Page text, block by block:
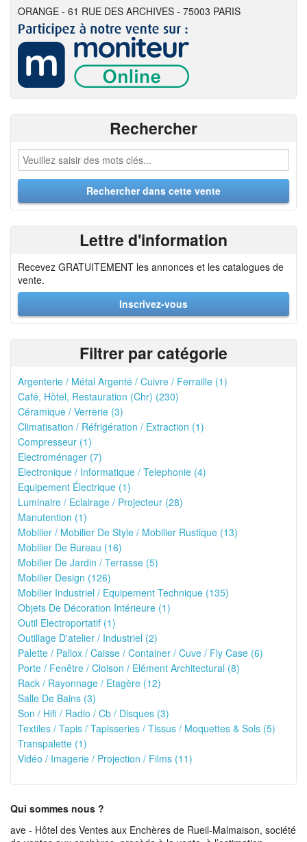
ORANGE - 61 RUE DES ARCHIVES - 75003 PARIS
Rechercher
Lettre d'information
Recevez GRATUITEMENT les annonces et les catalogues de
vente.
Inscrivez-vous
Filtrer par catégorie
Argenterie / Métal Argenté / Cuivre / Ferraille (1)
Café, Hôtel, Restauration (Chr) (230)
Céramique / Verrerie (3)
Climatisation / Réfrigération / Extraction (1)
Compresseur (1)
Electroménager (7)
Electronique / Informatique / Telephonie (4)
Equipement Électrique (1)
Luminaire / Eclairage / Projecteur (28)
Manutention (1)
Mobilier / Mobilier De Style / Mobilier Rustique (13)
Mobilier De Bureau (16)
Mobilier De Jardin / Terrasse (5)
Mobilier Design (126)
Mobilier Industriel / Equipement Technique (135)
Objets De Décoration Intérieure (1)
Outil Electroportatif (1)
Outillage D'atelier / Industriel (2)
Palette / Pallox / Caisse / Container / Cuve / Fly Case (6)
Porte / Fenêtre / Cloison / Elément Architectural (8)
Rack / Rayonnage / Etagère (12)
Salle De Bains (3)
Son / Hifi / Radio / Cb / Disques (3)
Textiles / Tapis / Tapisseries / Tissus / Moquettes & Sols (5)
Transpalette (1)
Vidéo / Imagerie / Projection / Films (11)
Qui sommes nous ?
ave - Hôtel des Ventes aux Enchères de Rueil-Malmaison, société